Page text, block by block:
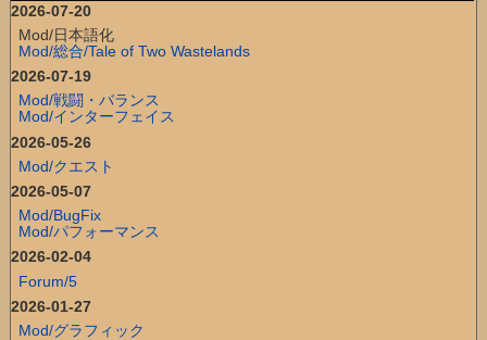
2026-07-20
Mod/日本語化
Mod/総合/Tale of Two Wastelands
2026-07-19
Mod/戦闘・バランス
Mod/インターフェイス
2026-05-26
Mod/クエスト
2026-05-07
Mod/BugFix
Mod/パフォーマンス
2026-02-04
Forum/5
2026-01-27
Mod/グラフィック